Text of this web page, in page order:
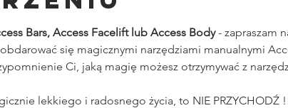
Bars, Access Facelift lub Access Body - zapraszam
się magicznymi narzędziami manualnymi
Ci, jaką magię możesz otrzymywać z
lekkiego i radosnego życia, to NIE PRZYCHODŹ